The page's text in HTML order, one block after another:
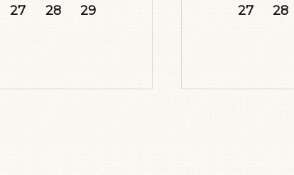
27 28 29 27 28